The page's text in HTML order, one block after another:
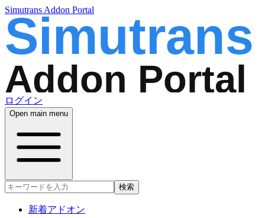
Simutrans Addon Portal
ログイン
Open main menu
検索
新着アドオン